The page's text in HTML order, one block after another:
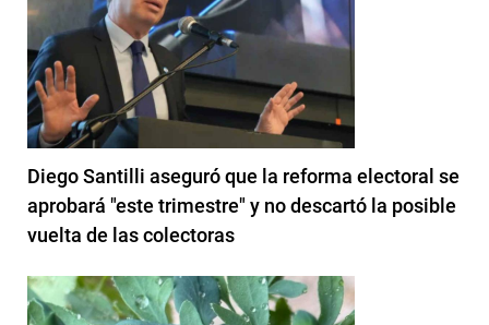
Diego Santilli aseguró que la reforma electoral se
aprobará "este trimestre" y no descartó la posible
vuelta de las colectoras